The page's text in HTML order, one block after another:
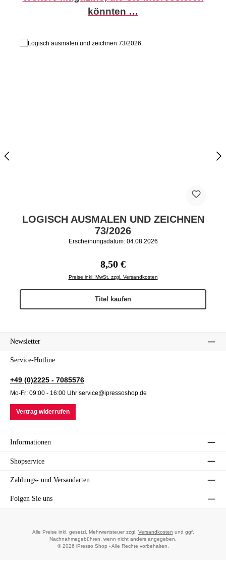
könnten …
LOGISCH AUSMALEN UND ZEICHNEN
73/2026
Erscheinungsdatum: 04.08.2026
Regulärer Preis:
8,50 €
Preise inkl. MwSt. zzgl. Versandkosten
Titel kaufen
Newsletter
Service-Hotline
+49 (0)2225 - 7085576
Mo-Fr: 09:00 - 16:00 Uhr service@ipressoshop.de
Vertrag widerrufen
Informationen
Shopservice
Zahlungs- und Versandarten
Folgen Sie uns
Alle Preise inkl. gesetzl. Mehrwertsteuer zzgl. Versandkosten und ggf.
Nachnahmegebühren, wenn nicht anders angegeben.
© 2026 iPresso Shop - Alle Rechte vorbehalten.